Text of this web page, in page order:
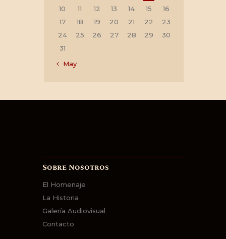
10
11 12 13 14 15
16
17
18 19 20 21 22
23
24
25 26 27 28 29
30
31
« May
Sobre Nosotros
El Homenaje
La Historia
Galería Audiovisual
Contacto